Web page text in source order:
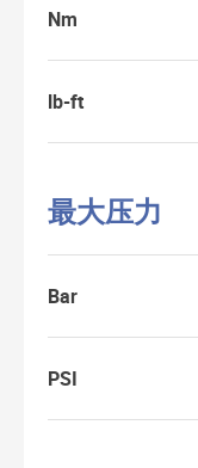
Nm
lb-ft
最大压力
Bar
PSI